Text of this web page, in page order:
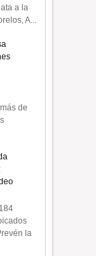
a la
A...
de
la